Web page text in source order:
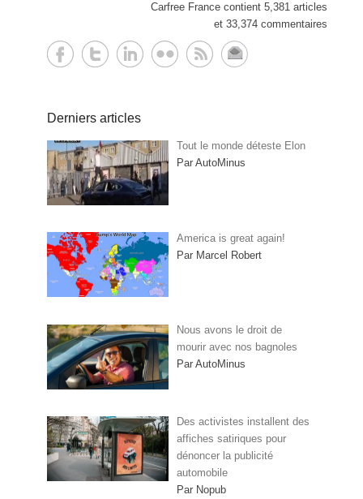
Carfree France contient 5,381 articles
et 33,374 commentaires
Derniers articles
Tout le monde déteste Elon
Par AutoMinus
America is great again!
Par Marcel Robert
Nous avons le droit de
mourir avec nos bagnoles
Par AutoMinus
Des activistes installent des
affiches satiriques pour
dénoncer la publicité
automobile
Par Nopub